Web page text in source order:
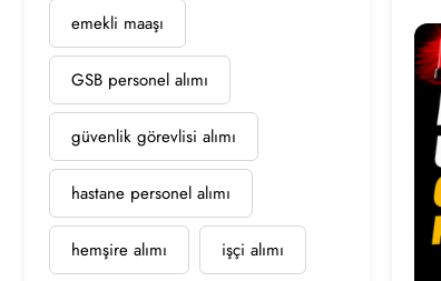
emekli maaşı
GSB personel alımı
güvenlik görevlisi alımı
hastane personel alımı
hemşire alımı işçi alımı